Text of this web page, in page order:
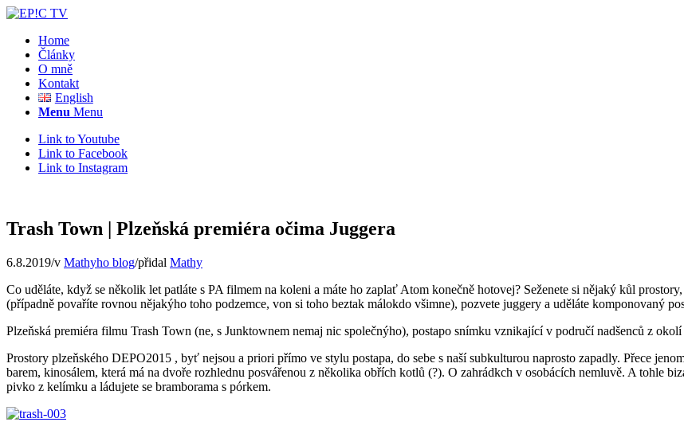
Home
Články
O mně
Kontakt
English
Menu Menu
Link to Youtube
Link to Facebook
Link to Instagram
Trash Town | Plzeňská premiéra očima Juggera
6.8.2019/v Mathyho blog/přidal Mathy
Co uděláte, když se několik let patláte s PA filmem na koleni a máte ho zaplať Atom konečně hotovej? Seženete si nějaký kůl
(případně povaříte rovnou nějakýho toho podzemce, von si toho beztak málokdo všimne), pozvete juggery a uděláte komponovaný
Plzeňská premiéra filmu Trash Town (ne, s Junktownem nemaj nic společnýho), postapo snímku vznikající v područí nadšenců z
Prostory plzeňského DEPO2015 , byť nejsou a priori přímo ve stylu postapa, do sebe s naší subkulturou naprosto zapadly. Přece
barem, kinosálem, která má na dvoře rozhlednu posvářenou z několika obřích kotlů (?). O zahrádkch v osobácích nemluvě. A tohle
pivko z kelímku a ládujete se bramborama s pórkem.